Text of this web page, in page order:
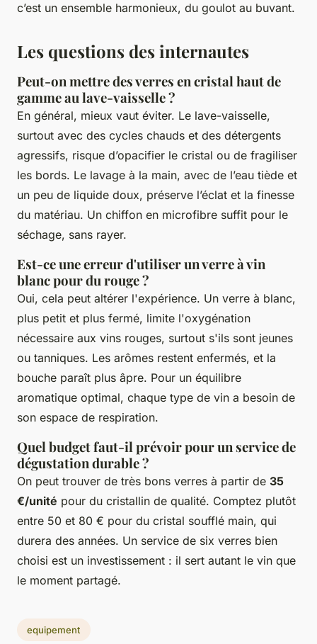
c’est un ensemble harmonieux, du goulot au buvant.
Les questions des internautes
Peut-on mettre des verres en cristal haut de
gamme au lave-vaisselle ?
En général, mieux vaut éviter. Le lave-vaisselle,
surtout avec des cycles chauds et des détergents
agressifs, risque d’opacifier le cristal ou de fragiliser
les bords. Le lavage à la main, avec de l’eau tiède et
un peu de liquide doux, préserve l’éclat et la finesse
du matériau. Un chiffon en microfibre suffit pour le
séchage, sans rayer.
Est-ce une erreur d'utiliser un verre à vin
blanc pour du rouge ?
Oui, cela peut altérer l'expérience. Un verre à blanc,
plus petit et plus fermé, limite l'oxygénation
nécessaire aux vins rouges, surtout s'ils sont jeunes
ou tanniques. Les arômes restent enfermés, et la
bouche paraît plus âpre. Pour un équilibre
aromatique optimal, chaque type de vin a besoin de
son espace de respiration.
Quel budget faut-il prévoir pour un service de
dégustation durable ?
On peut trouver de très bons verres à partir de 35
€/unité pour du cristallin de qualité. Comptez plutôt
entre 50 et 80 € pour du cristal soufflé main, qui
durera des années. Un service de six verres bien
choisi est un investissement : il sert autant le vin que
le moment partagé.
equipement